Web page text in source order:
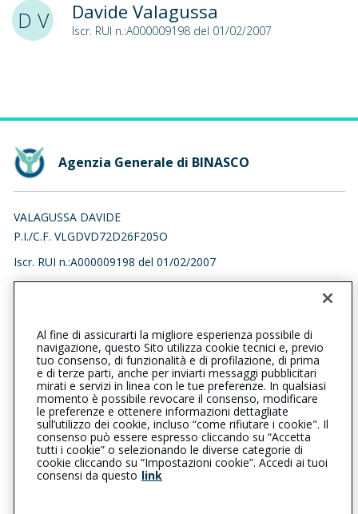
D V
Davide Valagussa
Iscr. RUI n.:A000009198 del 01/02/2007
Agenzia Generale di BINASCO
VALAGUSSA DAVIDE
P.I./C.F. VLGDVD72D26F205O
Iscr. RUI n.:A000009198 del 01/02/2007
binasco@cattolica.it
valagussadavide@lamiapec.it
SOCIAL
L’intermediario è soggetto al controllo dell’IVASS. Consulta il
Registro RUI al seguentelink
Al fine di assicurarti la migliore esperienza possibile di
navigazione, questo Sito utilizza cookie tecnici e, previo
tuo consenso, di funzionalità e di profilazione, di prima
e di terze parti, anche per inviarti messaggi pubblicitari
mirati e servizi in linea con le tue preferenze. In qualsiasi
momento è possibile revocare il consenso, modificare
le preferenze e ottenere informazioni dettagliate
sull’utilizzo dei cookie, incluso “come rifiutare i cookie". Il
consenso può essere espresso cliccando su “Accetta
tutti i cookie” o selezionando le diverse categorie di
cookie cliccando su “Impostazioni cookie”. Accedi ai tuoi
consensi da questo link